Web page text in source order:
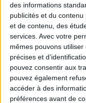
des informations
publicités et du
et de contenu, des
services. Avec votre
mêmes pouvons
précises et
pouvez consentir aux
pouvez également
accéder à des
préférences avant de
À LIRE SUR
La
son